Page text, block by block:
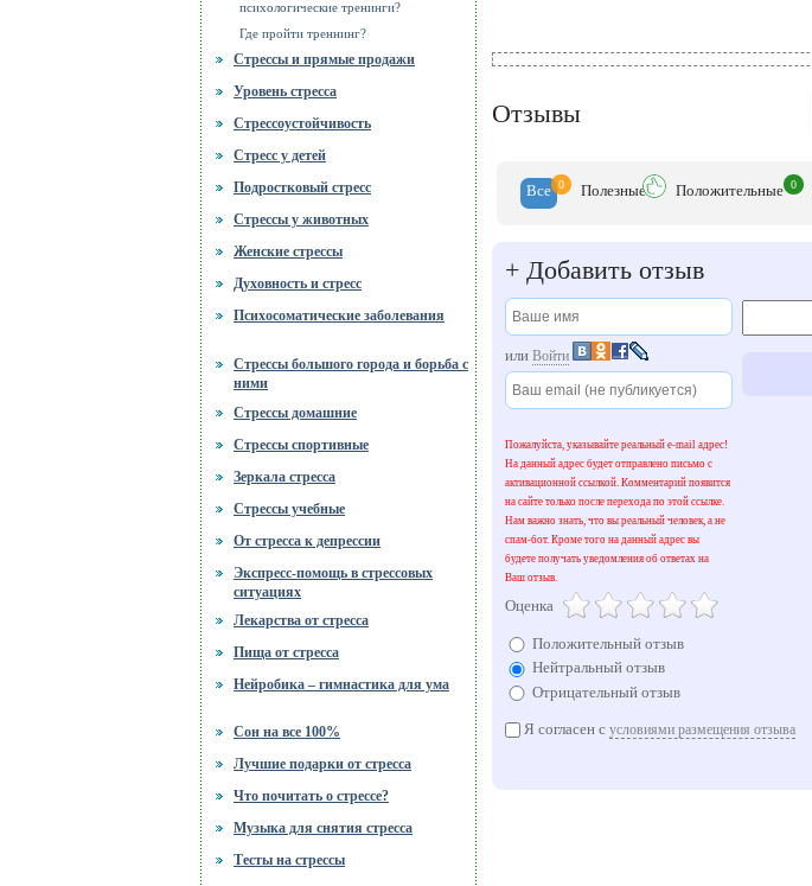
психологические тренинги?
Где пройти треннинг?
Стрессы и прямые продажи
Уровень стресса
Стрессоустойчивость
Стресс у детей
Подростковый стресс
Стрессы у животных
Женские стрессы
Духовность и стресс
Психосоматические заболевания
Стрессы большого города и борьба с
ними
Стрессы домашние
Стрессы спортивные
Зеркала стресса
Стрессы учебные
От стресса к депрессии
Экспресс-помощь в стрессовых
ситуациях
Лекарства от стресса
Пища от стресса
Нейробика – гимнастика для ума
Сон на все 100%
Лучшие подарки от стресса
Что почитать о стрессе?
Музыка для снятия стресса
Тесты на стрессы
Отзывы
Все 0 Полезные Положительные 0
+ Добавить отзыв
или Войти
Пожалуйста, указывайте реальный e-mail адрес!
На данный адрес будет отправлено письмо с
активационной ссылкой. Комментарий появится
на сайте только после перехода по этой ссылке.
Нам важно знать, что вы реальный человек, а не
спам-бот. Кроме того на данный адрес вы
будете получать уведомления об ответах на
Ваш отзыв.
Оценка
Положительный отзыв
Нейтральный отзыв
Отрицательный отзыв
Я согласен с условиями размещения отзыва